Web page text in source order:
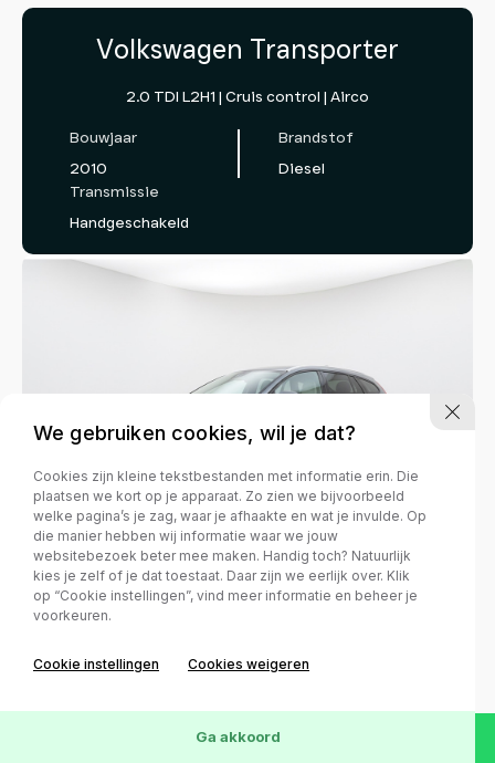
Volkswagen Transporter
2.0 TDI L2H1 | Cruis control | Airco
Bouwjaar
2010
Brandstof
Diesel
Transmissie
Handgeschakeld
Brandstof
We gebruiken cookies, wil je dat?
Cookies zijn kleine tekstbestanden met informatie erin. Die
plaatsen we kort op je apparaat. Zo zien we bijvoorbeeld
welke pagina’s je zag, waar je afhaakte en wat je invulde. Op
die manier hebben wij informatie waar we jouw
websitebezoek beter mee maken. Handig toch? Natuurlijk
kies je zelf of je dat toestaat. Daar zijn we eerlijk over. Klik
op “Cookie instellingen”, vind meer informatie en beheer je
voorkeuren.
Cookie instellingen Cookies weigeren
Ga akkoord